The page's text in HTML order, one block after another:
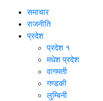
समाचार
राजनीति
प्रदेश
प्रदेश १
मधेश प्रदेश
वागमती
गण्डकी
लुम्बिनी